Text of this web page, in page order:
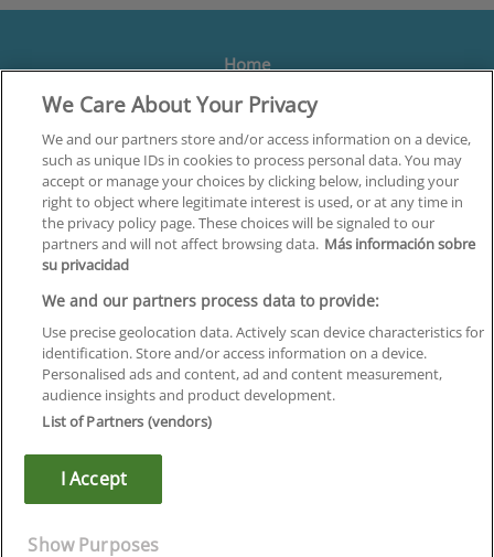
Home
Formación
Centros
Orientación
Quiénes somos
Contacta
Aviso Legal
Política de Privacidad
Política de Cookies
Canal Ético
Infoempleo
We Care About Your Privacy
We and our partners store and/or access information on a device,
such as unique IDs in cookies to process personal data. You may
accept or manage your choices by clicking below, including your
right to object where legitimate interest is used, or at any time in
the privacy policy page. These choices will be signaled to our
partners and will not affect browsing data. Más información sobre
su privacidad
We and our partners process data to provide:
Use precise geolocation data. Actively scan device characteristics for
identification. Store and/or access information on a device.
Personalised ads and content, ad and content measurement,
audience insights and product development.
List of Partners (vendors)
I Accept
Show Purposes